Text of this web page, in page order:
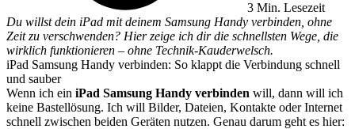
3 Min. Lesezeit
Du willst dein iPad mit deinem Samsung Handy verbinden, ohne
Zeit zu verschwenden? Hier zeige ich dir die schnellsten Wege, die
wirklich funktionieren – ohne Technik-Kauderwelsch.
iPad Samsung Handy verbinden: So klappt die Verbindung schnell
und sauber
Wenn ich ein iPad Samsung Handy verbinden will, dann will ich
keine Bastellösung. Ich will Bilder, Dateien, Kontakte oder Internet
schnell zwischen beiden Geräten nutzen. Genau darum geht es hier: